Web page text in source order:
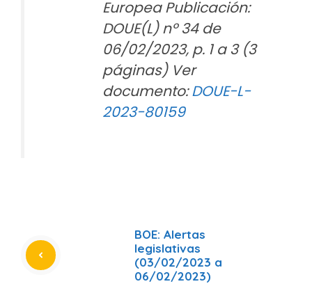
Europea Publicación:
DOUE(L) nº 34 de
06/02/2023, p. 1 a 3 (3
páginas) Ver
documento:DOUE-L-
2023-80159
BOE: Alertas
legislativas
(03/02/2023 a
06/02/2023)